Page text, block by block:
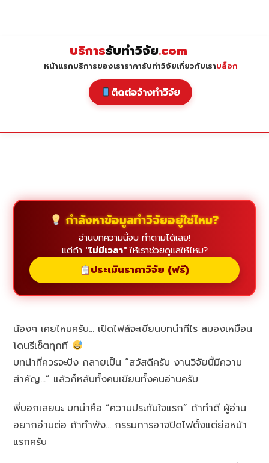
บริการรับทำวิจัย.com
หน้าแรกบริการของเราราคารับทำวิจัยเกี่ยวกับเราบล็อก
ติดต่อจ้างทำวิจัย
กำลังหาข้อมูลทำวิจัยอยู่ใช่ไหม?
อ่านบทความนี้จบ ทำตามได้เลย!
แต่ถ้า "ไม่มีเวลา"ให้เราช่วยดูแลให้ไหม?
ประเมินราคาวิจัย (ฟรี)
น้องๆ เคยไหมครับ… เปิดไฟล์จะเขียนบทนำทีไร สมองเหมือน
โดนรีเซ็ตทุกที
บทนำที่ควรจะปัง กลายเป็น “สวัสดีครับ งานวิจัยนี้มีความ
สำคัญ…” แล้วก็หลับทั้งคนเขียนทั้งคนอ่านครับ
พี่บอกเลยนะ บทนำคือ “ความประทับใจแรก” ถ้าทำดี ผู้อ่าน
อยากอ่านต่อ ถ้าทำพัง… กรรมการอาจปิดไฟตั้งแต่ย่อหน้า
แรกครับ